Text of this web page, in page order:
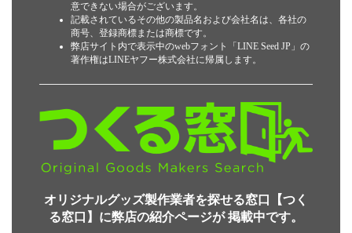
意できない場合がございます。
記載されているその他の製品名および会社名は、各社の
商号、登録商標または商標です。
弊店サイト内で表示中のwebフォント「LINE Seed JP」の
著作権はLINEヤフー株式会社に帰属します。
オリジナルグッズ製作業者を探せる窓口【つく
る窓口】に弊店の紹介ページが 掲載中です。